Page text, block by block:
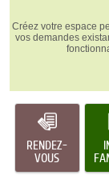
Créez votre espace
vos demandes
RENDEZ-
VOUS